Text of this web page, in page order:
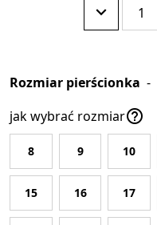
Rozmiar pierścionka -
jak wybrać rozmiar
8 9 10
15 16 17